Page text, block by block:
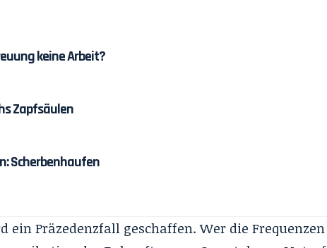
keine Arbeit?
Zapfsäulen
Scherbenhaufen
ein Präzedenzfall geschaffen. Wer die Frequenzen